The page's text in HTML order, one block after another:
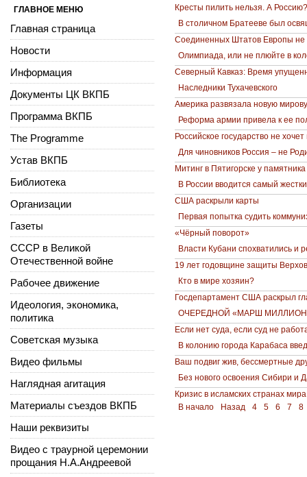
Кресты пилить нельзя. А Россию?
В столичном Братееве был
Соединенных Штатов Европы не
Олимпиада, или не плюйте в
Северный Кавказ: Время
Наследники Тухачевского
Америка развязала новую
Реформа армии привела к ее
Российское государство не
Для чиновников Россия – не
Митинг в Пятигорске у
В России вводится самый
США раскрыли карты
Первая попытка судить
«Чёрный поворот»
Власти Кубани спохватились и
19 лет годовщине защиты
Кто в мире хозяин?
Госдепартамент США раскрыл
ОЧЕРЕДНОЙ «МАРШ
Если нет суда, если суд не
В колонию города Карабаса
Ваш подвиг жив, бессмертные
Без нового освоения Сибири и
Кризис в исламских странах
В начало
Назад 4 5 6 7 8
ГЛАВНОЕ МЕНЮ
Главная страница
Новости
Информация
Документы ЦК ВКПБ
Программа ВКПБ
The Programme
Устав ВКПБ
Библиотека
Организации
Газеты
СССР в Великой
Отечественной войне
Рабочее движение
Идеология, экономика,
политика
Советская музыка
Видео фильмы
Наглядная агитация
Материалы съездов ВКПБ
Наши реквизиты
Видео с траурной церемонии
прощания Н.А.Андреевой